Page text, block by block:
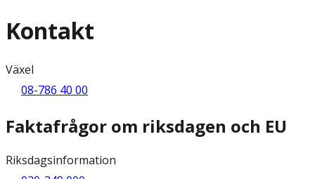
Kontakt
Växel
08-786 40 00
Faktafrågor om riksdagen och EU
Riksdagsinformation